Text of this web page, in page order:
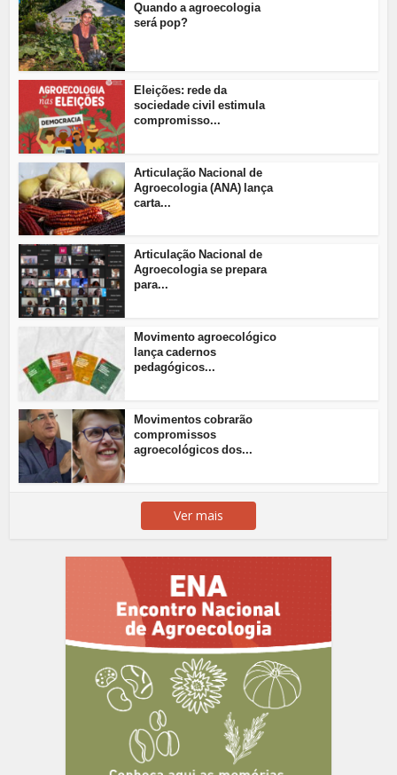
Quando a agroecologia
será pop?
Eleições: rede da
sociedade civil estimula
compromisso...
Articulação Nacional de
Agroecologia (ANA) lança
carta...
Articulação Nacional de
Agroecologia se prepara
para...
Movimento agroecológico
lança cadernos
pedagógicos...
Movimentos cobrarão
compromissos
agroecológicos dos...
Ver mais